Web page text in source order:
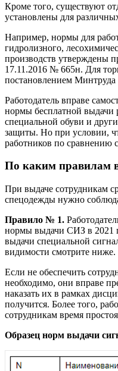
Кроме того, существуют
установлены для
Например, нормы для
гидролизного,
производств утверждены
17.11.2016 № 665н. Для
постановлением
Работодатель вправе
нормы бесплатной выдачи
специальной обуви и
защиты. Но при условии,
работников по сравнению
По каким правилам
При выдаче сотрудникам
спецодежды нужно
Правило № 1.
нормы выдачи СИЗ в 2021
выдачи специальной
видимости смотрите ниже.
Если не обеспечить
необходимо, они вправе
наказать их в рамках
получится. Более того,
сотрудникам время
Образец норм выдачи